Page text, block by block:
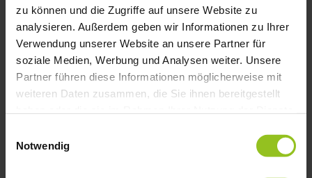
zu können und die Zugriffe auf unsere Website zu
analysieren. Außerdem geben wir Informationen zu Ihrer
Verwendung unserer Website an unsere Partner für
soziale Medien, Werbung und Analysen weiter. Unsere
Partner führen diese Informationen möglicherweise mit
weiteren Daten zusammen, die Sie ihnen bereitgestellt
Notwendig
Die Sechs Bereiche der Führung –
Das System hinter erfolgreicher
Viele Unternehmer denken bei Führung an
Gespräche, Konfliktlösungen oder Motivation.